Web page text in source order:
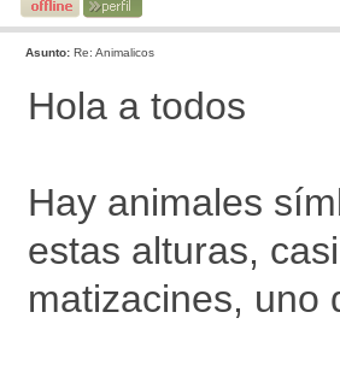
Asunto: Re: Animalicos
Hola a todos
Hay animales
estas alturas,
matizacines, uno